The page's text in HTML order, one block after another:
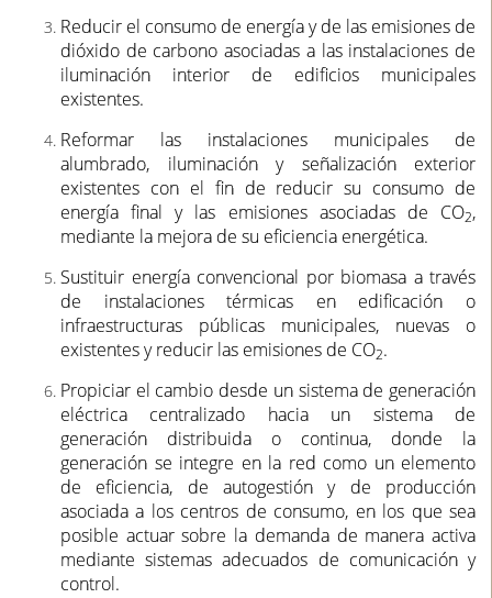
Reducir el consumo de energía y de las emisiones de
dióxido de carbonoasociadas a las instalaciones de
iluminación interior de edificios municipales
existentes.
Reformar las instalaciones municipales de
alumbrado, iluminación y señalización exterior
existentes con el fin de reducir su consumo de
energía final y las emisiones asociadas de CO2,
mediante la mejora de su eficiencia energética.
Sustituir energía convencional por biomasa a través
de instalaciones térmicas en edificación o
infraestructuras públicas municipales, nuevas o
existentes y reducir las emisiones de CO2.
Propiciar el cambio desde un sistema de generación
eléctrica centralizado hacia un sistema de
generación distribuida o continua, donde la
generación se integre en la red como un elemento
de eficiencia, de autogestión y de producción
asociada a los centros de consumo, en los que sea
posible actuar sobre la demanda de manera activa
mediante sistemas adecuados de comunicación y
control.